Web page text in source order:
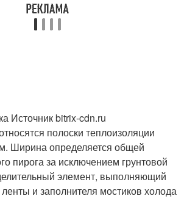
Источник bitrix-cdn.ru
полоски теплоизоляции
Ширина определяется общей
пирога за исключением грунтовой
элемент, выполняющий
и заполнителя мостиков холода